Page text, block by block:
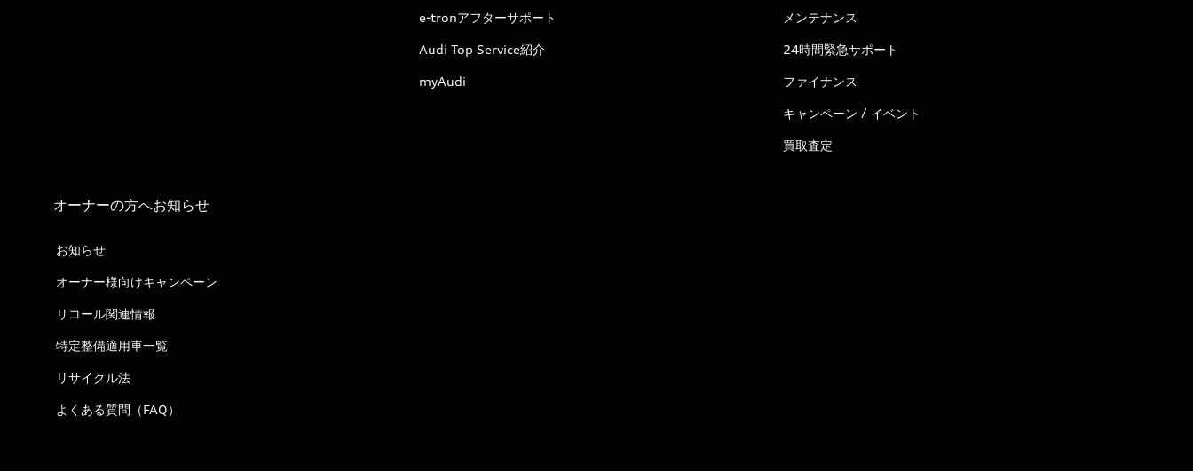
e-tronアフターサポート
Audi Top Service紹介
myAudi
メンテナンス
24時間緊急サポート
ファイナンス
キャンペーン / イベント
買取査定
オーナーの方へお知らせ
お知らせ
オーナー様向けキャンペーン
リコール関連情報
特定整備適用車一覧
リサイクル法
よくある質問（FAQ）